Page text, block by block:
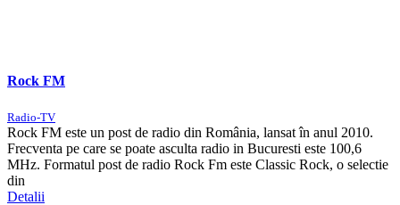
Rock FM
Radio-TV
Rock FM este un post de radio din România, lansat în anul 2010.
Frecventa pe care se poate asculta radio in Bucuresti este 100,6
MHz. Formatul post de radio Rock Fm este Classic Rock, o selectie
din
Detalii